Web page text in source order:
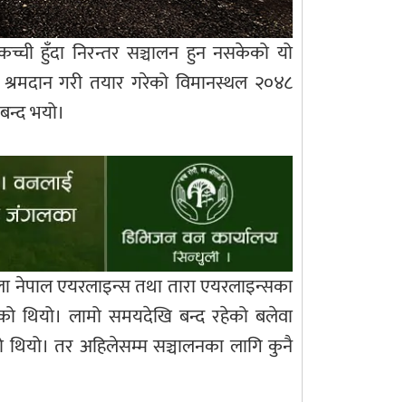
हुँदा निरन्तर सञ्चालन हुन नसकेको यो
गरी तयार गरेको विमानस्थल २०४८
भयो।
एयरलाइन्स तथा तारा एयरलाइन्सका
थियो। लामो समयदेखि बन्द रहेको बलेवा
थियो। तर अहिलेसम्म सञ्चालनका लागि कुनै